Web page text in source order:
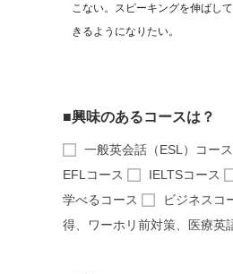
こない。スピーキングを伸ばし
きるようになりたい。
■興味のあるコースは？
一般英会話（ESL）コース
EFLコース
IELTSコース
学べるコース
ビジネスコ
得、ワーホリ前対策、医療英